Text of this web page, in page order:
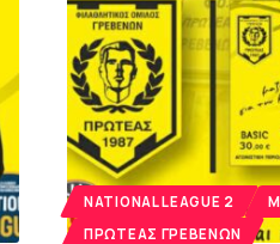
NATIONAL LEAGUE 2
ΠΡΩΤΈΑΣ ΓΡΕΒΕΝΏΝ